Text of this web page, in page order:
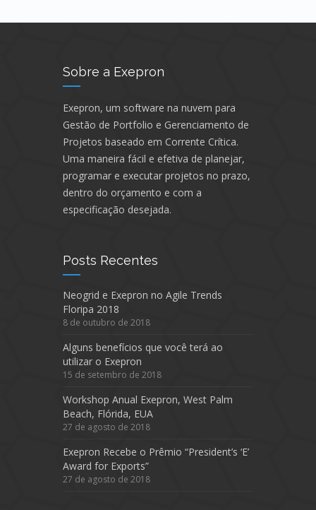
Sobre a Exepron
Exepron, um software na nuvem para
Gestão de Portfolio e Gerenciamento de
Projetos baseado em Corrente Crítica.
Uma maneira fácil e efetiva de planejar,
programar e executar projetos no prazo,
dentro do orçamento e com a
especificação desejada.
Posts Recentes
Neogrid e Exepron no Agile Trends
Floripa 2018
8 de outubro de 2018
Alguns benefícios que você terá ao
utilizar o Exepron
15 de setembro de 2018
Workshop Anual Exepron, West Palm
Beach, Flórida, EUA
27 de agosto de 2018
Exepron Recebe o Prêmio “President’s ‘E’
Award for Exports”
27 de agosto de 2018